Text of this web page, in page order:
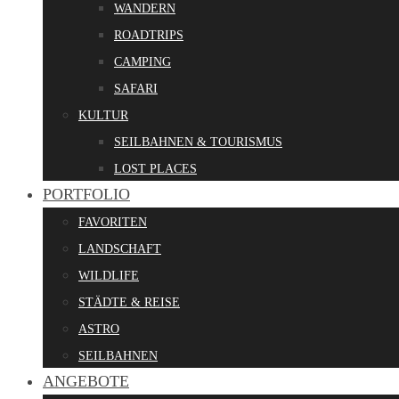
WANDERN
ROADTRIPS
CAMPING
SAFARI
KULTUR
SEILBAHNEN & TOURISMUS
LOST PLACES
PORTFOLIO
FAVORITEN
LANDSCHAFT
WILDLIFE
STÄDTE & REISE
ASTRO
SEILBAHNEN
ANGEBOTE